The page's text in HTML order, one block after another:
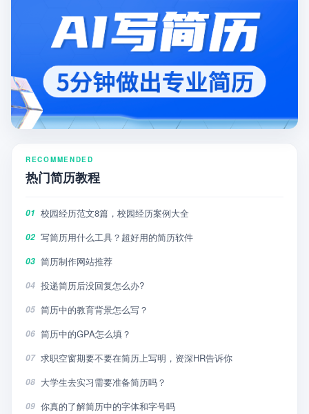
RECOMMENDED
热门简历教程
01 校园经历范文8篇，校园经历案例大全
02 写简历用什么工具？超好用的简历软件
03 简历制作网站推荐
04 投递简历后没回复怎么办?
05 简历中的教育背景怎么写？
06 简历中的GPA怎么填？
07 求职空窗期要不要在简历上写明，资深HR告诉你
08 大学生去实习需要准备简历吗？
09 你真的了解简历中的字体和字号吗